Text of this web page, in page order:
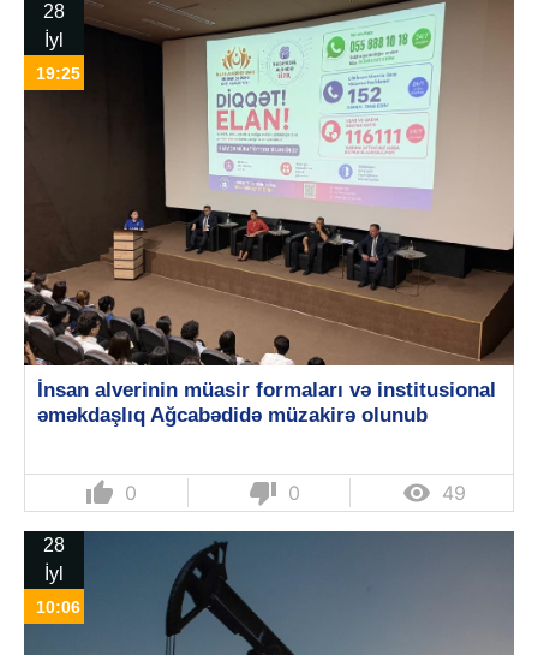
28
İyl
19:25
İnsan alverinin müasir formaları və institusional
əməkdaşlıq Ağcabədidə müzakirə olunub
thumb_up 0 thumb_down 0  49
28
İyl
10:06